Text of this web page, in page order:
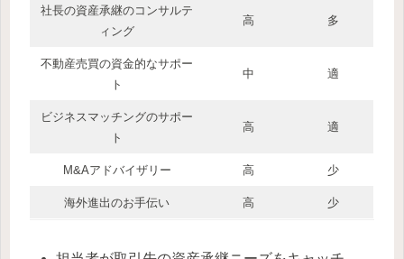
社長の資産承継のコンサルテ
ィング
高 多
不動産売買の資金的なサポー
ト
中 適
ビジネスマッチングのサポー
ト
高 適
M&Aアドバイザリー 高 少
海外進出のお手伝い 高 少